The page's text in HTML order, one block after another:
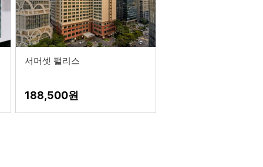
서머셋 팰리스
188,500